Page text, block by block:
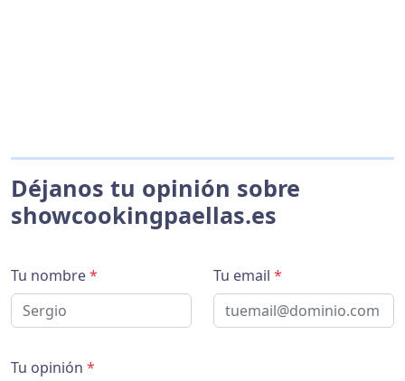
Déjanos tu opinión sobre
showcookingpaellas.es
Tu nombre* Tu email *
Tu opinión *